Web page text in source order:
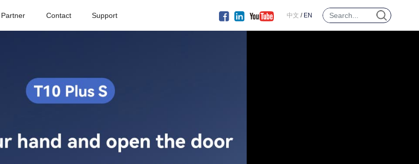
Partner Contact Support 中文 / EN